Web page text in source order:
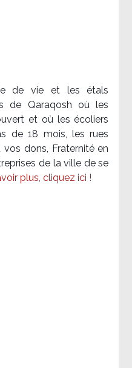
de vie et les étals
de Qaraqosh où les
et où les écoliers
de 18 mois, les rues
dons, Fraternité en
de la ville de se
plus, cliquez ici !